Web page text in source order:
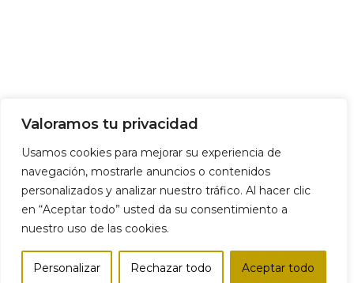
Valoramos tu privacidad
Usamos cookies para mejorar su experiencia de
navegación, mostrarle anuncios o contenidos
personalizados y analizar nuestro tráfico. Al hacer clic
en “Aceptar todo” usted da su consentimiento a
nuestro uso de las cookies.
Personalizar Rechazar todo Aceptar todo